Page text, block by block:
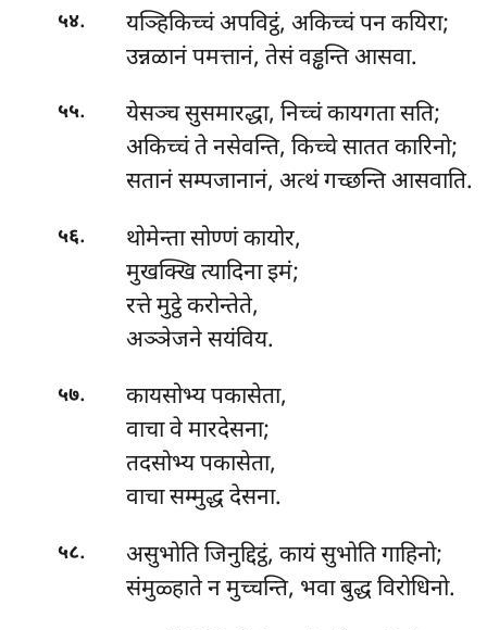
५४. यञ्हिकिच्चंअपविट्ठं, अकिच्चं पन कयिरा;
उन्नळानं पमत्तानं, तेसं वड्ढन्ति आसवा.
५५.
येसञ्च सुसमारद्धा, निच्चं कायगता सति;
अकिच्चं ते नसेवन्ति, किच्चे सातत कारिनो;
सतानं सम्पजानानं, अत्थं गच्छन्ति आसवाति.
५६. थोमेन्तासोण्णं कायोर,
मुखक्खि त्यादिना इमं;
रत्ते मुट्ठे करोन्तेते,
अञ्ञेजने सयंविय.
५७.
कायसोभ्य पकासेता,
वाचा वे मारदेसना;
तदसोभ्य पकासेता,
वाचा सम्मुद्ध देसना.
५८. असुभोतिजिनुद्दिट्ठं, कायं सुभोति गाहिनो;
संमुळ्हाते न मुच्चन्ति, भवा बुद्ध विरोधिनो.